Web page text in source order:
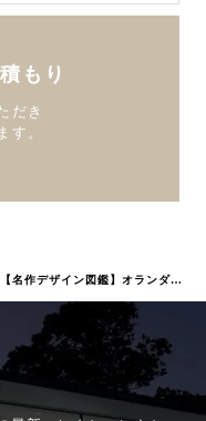
【名作デザイン図鑑】オランダ黄金時代が蘇るカーペット｜エデンクイーン
もり
だき
す。